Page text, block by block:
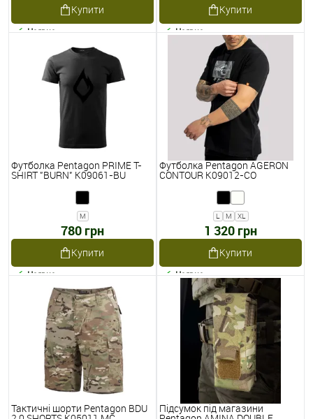
Купити
Наявне
Купити
Наявне
Футболка Pentagon PRIME T-
SHIRT "BURN" K09061-BU
M
780 грн
Купити
Наявне
Футболка Pentagon AGERON
CONTOUR K09012-CO
L M XL
1 320 грн
Купити
Наявне
Тактичні шорти Pentagon BDU Підсумок під магазини